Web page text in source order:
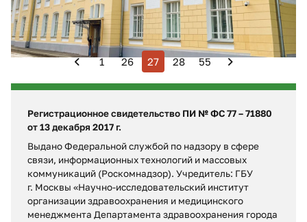
1 26 27 28 55
Регистрационное свидетельство ПИ № ФС 77 – 71880
от 13 декабря 2017 г.
Выдано Федеральной службой по надзору в сфере
связи, информационных технологий и массовых
коммуникаций (Роскомнадзор). Учредитель: ГБУ
г. Москвы «Научно-исследовательский институт
организации здравоохранения и медицинского
менеджмента Департамента здравоохранения города